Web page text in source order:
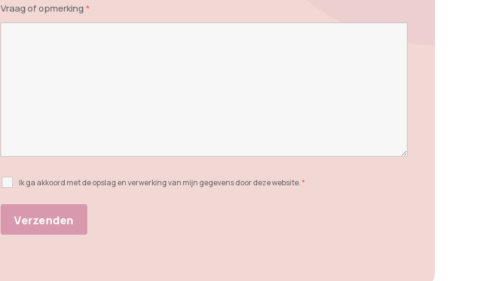
Vraag of opmerking*
Ik ga akkoord met de opslag en verwerking van mijn gegevens door deze website.*